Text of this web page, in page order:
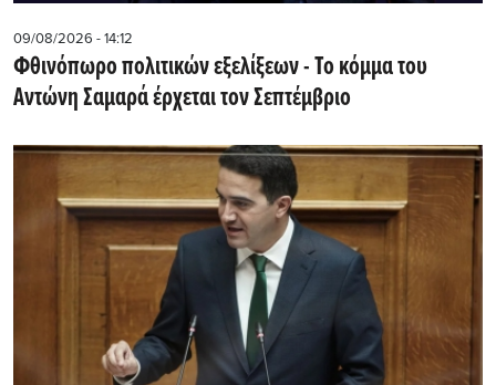
09/08/2026 - 14:12
Φθινόπωρο πολιτικών εξελίξεων - Το κόμμα του
Αντώνη Σαμαρά έρχεται τον Σεπτέμβριο